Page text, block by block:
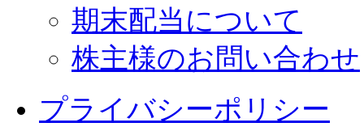
期末配当について
株主様のお問い合わせ
プライバシーポリシー